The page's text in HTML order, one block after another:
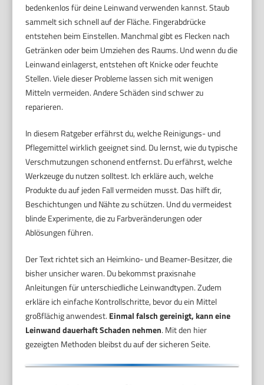
bedenkenlos für deine Leinwand verwenden kannst. Staub
sammelt sich schnell auf der Fläche. Fingerabdrücke
entstehen beim Einstellen. Manchmal gibt es Flecken nach
Getränken oder beim Umziehen des Raums. Und wenn du die
Leinwand einlagerst, entstehen oft Knicke oder feuchte
Stellen. Viele dieser Probleme lassen sich mit wenigen
Mitteln vermeiden. Andere Schäden sind schwer zu
reparieren.
In diesem Ratgeber erfährst du, welche Reinigungs- und
Pflegemittel wirklich geeignet sind. Du lernst, wie du typische
Verschmutzungen schonend entfernst. Du erfährst, welche
Werkzeuge du nutzen solltest. Ich erkläre auch, welche
Produkte du auf jeden Fall vermeiden musst. Das hilft dir,
Beschichtungen und Nähte zu schützen. Und du vermeidest
blinde Experimente, die zu Farbveränderungen oder
Ablösungen führen.
Der Text richtet sich an Heimkino- und Beamer-Besitzer, die
bisher unsicher waren. Du bekommst praxisnahe
Anleitungen für unterschiedliche Leinwandtypen. Zudem
erkläre ich einfache Kontrollschritte, bevor du ein Mittel
großflächig anwendest. Einmal falsch gereinigt, kann eine
Leinwand dauerhaft Schaden nehmen. Mit den hier
gezeigten Methoden bleibst du auf der sicheren Seite.